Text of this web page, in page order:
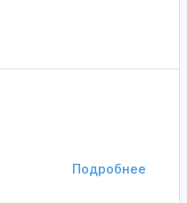
Подробнее